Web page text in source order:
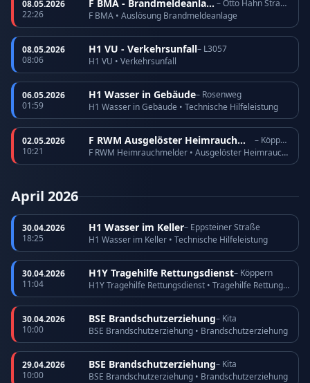
08.05.2026
22:26
F BMA - Brandmeldeanlage
– Otto Hahn Straße
F BMA • Auslösung Brandmeldeanlage
08.05.2026
08:06
H1 VU - Verkehrsunfall– L3057
H1 VU • Verkehrsunfall
06.05.2026
01:59
H1 Wasser in Gebäude– Rosenweg
H1 Wasser in Gebäude • Technische Hilfeleistung
02.05.2026
10:21
F RWM Ausgelöster Heimrauchmelder
– Köppern
F RWM Heimrauchmelder • Ausgelöster Heimrauchmelder
April 2026
30.04.2026
18:25
H1 Wasser im Keller– Eppsteiner Straße
H1 Wasser im Keller • Technische Hilfeleistung
30.04.2026
11:04
H1Y Tragehilfe Rettungsdienst– Köppern
H1Y Tragehilfe Rettungsdienst • Tragehilfe Rettungsdienst
30.04.2026
10:00
BSE Brandschutzerziehung– Kita
BSE Brandschutzerziehung • Brandschutzerziehung
29.04.2026
10:00
BSE Brandschutzerziehung– Kita
BSE Brandschutzerziehung • Brandschutzerziehung